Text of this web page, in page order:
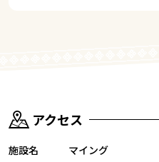
アクセス
施設名
マイング